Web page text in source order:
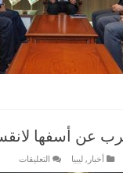
عن أسفها
أخبار , ليبيا التعليقات